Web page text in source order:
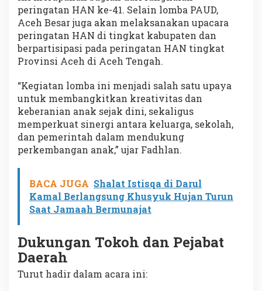
peringatan HAN ke-41. Selain lomba PAUD,
Aceh Besar juga akan melaksanakan upacara
peringatan HAN di tingkat kabupaten dan
berpartisipasi pada peringatan HAN tingkat
Provinsi Aceh di Aceh Tengah.
“Kegiatan lomba ini menjadi salah satu upaya
untuk membangkitkan kreativitas dan
keberanian anak sejak dini, sekaligus
memperkuat sinergi antara keluarga, sekolah,
dan pemerintah dalam mendukung
perkembangan anak,” ujar Fadhlan.
BACA JUGA Shalat Istisqa di Darul
Kamal Berlangsung Khusyuk Hujan Turun
Saat Jamaah Bermunajat
Dukungan Tokoh dan Pejabat
Daerah
Turut hadir dalam acara ini: